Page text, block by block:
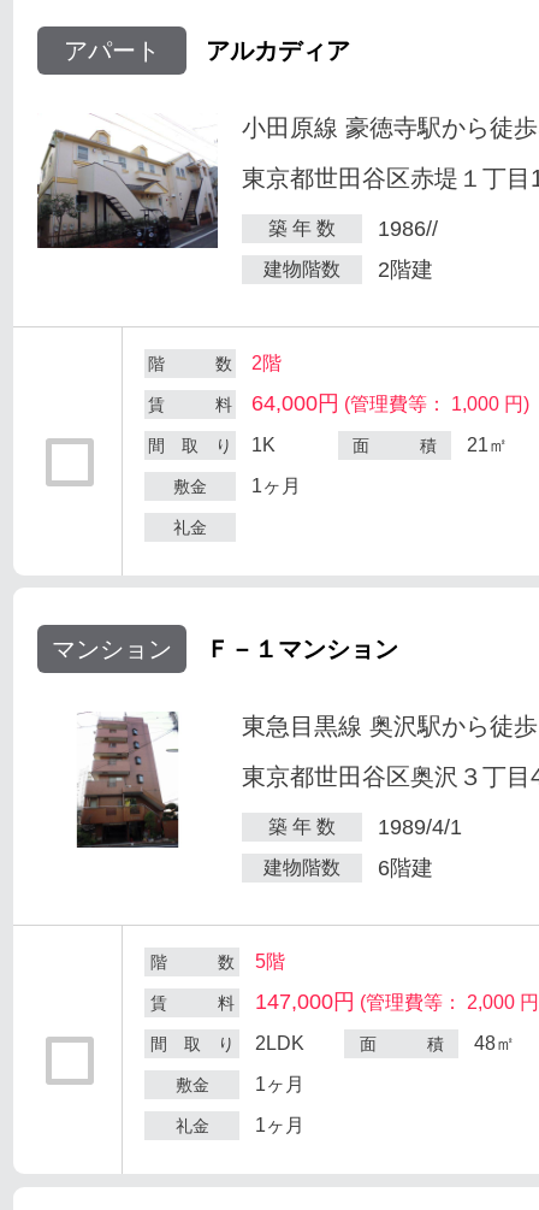
アパート アルカディア
小田原線 豪徳寺駅から徒
東京都世田谷区赤堤１丁目
築 年 数 1986//
建物階数 2階建
階 数 2階
賃 料 64,000円 (管理費等： 1,000 円)
間 取 り 1K 面 積 21㎡
敷金 1ヶ月
礼金
マンション Ｆ－１マンション
東急目黒線 奥沢駅から徒
東京都世田谷区奥沢３丁目
築 年 数 1989/4/1
建物階数 6階建
階 数 5階
賃 料 147,000円 (管理費等： 2,000
間 取 り 2LDK 面 積 48㎡
敷金 1ヶ月
礼金 1ヶ月